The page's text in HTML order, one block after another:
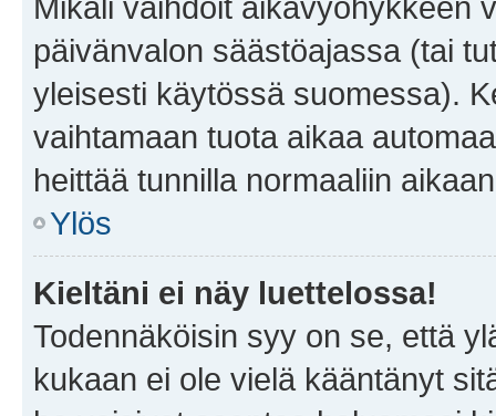
päivänvalon säästöajassa (tai
yleisesti käytössä suomessa).
vaihtamaan tuota aikaa
heittää tunnilla normaaliin
Ylös
Kieltäni ei näy luettelossa!
Todennäköisin syy on se, että
kukaan ei ole vielä kääntänyt